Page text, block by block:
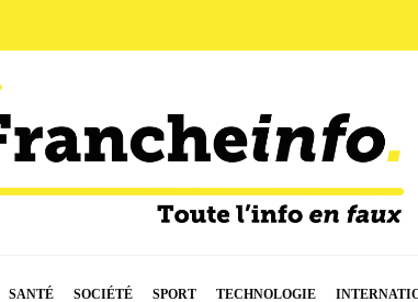
SANTÉ SOCIÉTÉ SPORT TECHNOLOGIE